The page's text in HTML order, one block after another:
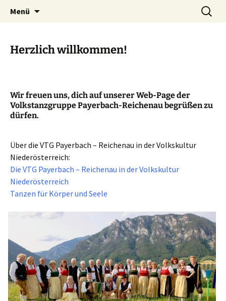
Volkstanzgruppe Payerbach-
Reichenau
Tanzen macht Freu(n)de!
Menü
Suchen
nach:
Herzlich willkommen!
Wir freuen uns, dich auf unserer Web-Page der
Volkstanzgruppe Payerbach-Reichenau begrüßen zu
dürfen.
Über die VTG Payerbach – Reichenau in der Volkskultur
Niederösterreich:
Die VTG Payerbach – Reichenau in der Volkskultur
Niederösterreich
Tanzen für Körper und Seele